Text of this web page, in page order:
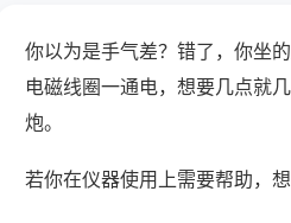
你以为是手气差？错了，你坐
电磁线圈一通电，想要几点就
炮。
若你在仪器使用上需要帮助，